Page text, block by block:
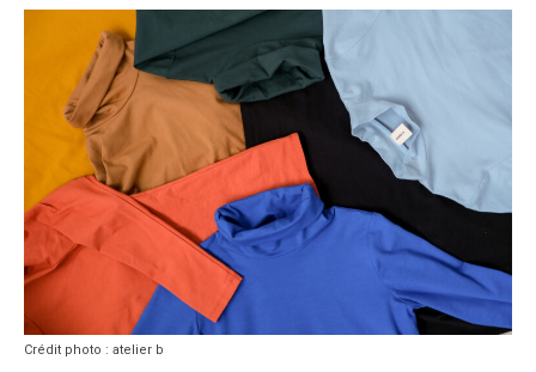
Crédit photo : atelier b